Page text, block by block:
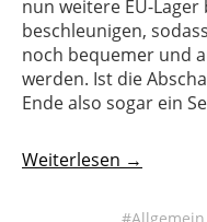
nun weitere EU-Lager
beschleunigen,
noch bequemer und
werden. Ist die
Ende also sogar ein
Weiterlesen →